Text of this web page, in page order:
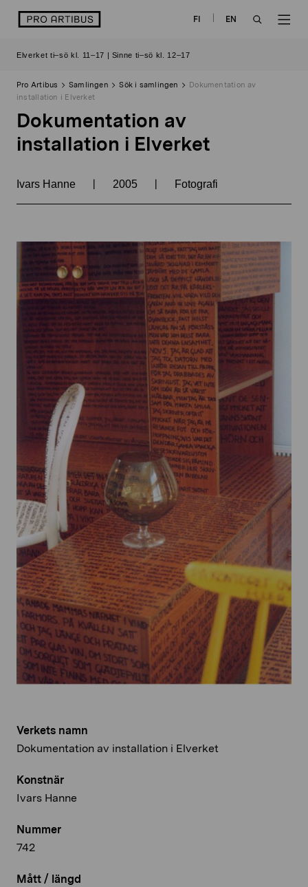
logo FI
EN
Elverket ti–sö kl. 11–17 | Sinne ti–sö kl. 12–17
Pro Artibus Samlingen Sök i samlingen
Dokumentation av
installation i Elverket
Dokumentation av
installation i Elverket
Ivars Hanne | 2005 | Fotografi
Verkets namn
Dokumentation av installation i Elverket
Konstnär
Ivars Hanne
Nummer
742
Mått / längd